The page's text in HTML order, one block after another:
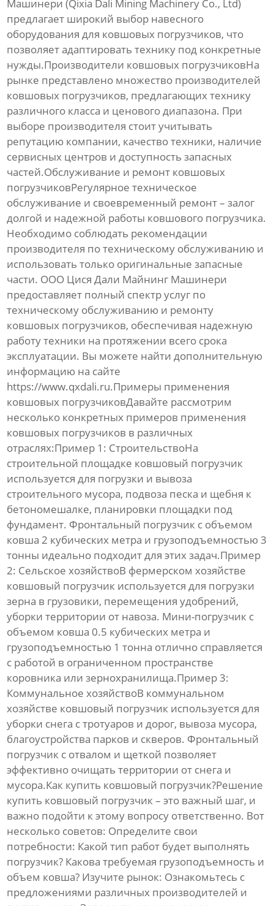
Машинери (Qixia Dali Mining Machinery Co., Ltd)
предлагает широкий выбор навесного
оборудования для ковшовых погрузчиков, что
позволяет адаптировать технику под конкретные
нужды.Производители ковшовых погрузчиковНа
рынке представлено множество производителей
ковшовых погрузчиков, предлагающих технику
различного класса и ценового диапазона. При
выборе производителя стоит учитывать
репутацию компании, качество техники, наличие
сервисных центров и доступность запасных
частей.Обслуживание и ремонт ковшовых
погрузчиковРегулярное техническое
обслуживание и своевременный ремонт – залог
долгой и надежной работы ковшового погрузчика.
Необходимо соблюдать рекомендации
производителя по техническому обслуживанию и
использовать только оригинальные запасные
части. ООО Цися Дали Майнинг Машинери
предоставляет полный спектр услуг по
техническому обслуживанию и ремонту
ковшовых погрузчиков, обеспечивая надежную
работу техники на протяжении всего срока
эксплуатации. Вы можете найти дополнительную
информацию на сайте
https://www.qxdali.ru.Примеры применения
ковшовых погрузчиковДавайте рассмотрим
несколько конкретных примеров применения
ковшовых погрузчиков в различных
отраслях:Пример 1: СтроительствоНа
строительной площадке ковшовый погрузчик
используется для погрузки и вывоза
строительного мусора, подвоза песка и щебня к
бетономешалке, планировки площадки под
фундамент. Фронтальный погрузчик с объемом
ковша 2 кубических метра и грузоподъемностью 3
тонны идеально подходит для этих задач.Пример
2: Сельское хозяйствоВ фермерском хозяйстве
ковшовый погрузчик используется для погрузки
зерна в грузовики, перемещения удобрений,
уборки территории от навоза. Мини-погрузчик с
объемом ковша 0.5 кубических метра и
грузоподъемностью 1 тонна отлично справляется
с работой в ограниченном пространстве
коровника или зернохранилища.Пример 3:
Коммунальное хозяйствоВ коммунальном
хозяйстве ковшовый погрузчик используется для
уборки снега с тротуаров и дорог, вывоза мусора,
благоустройства парков и скверов. Фронтальный
погрузчик с отвалом и щеткой позволяет
эффективно очищать территории от снега и
мусора.Как купить ковшовый погрузчик?Решение
купить ковшовый погрузчик– это важный шаг, и
важно подойти к этому вопросу ответственно. Вот
несколько советов: Определите свои
потребности: Какой тип работ будет выполнять
погрузчик? Какова требуемая грузоподъемность и
объем ковша? Изучите рынок: Ознакомьтесь с
предложениями различных производителей и